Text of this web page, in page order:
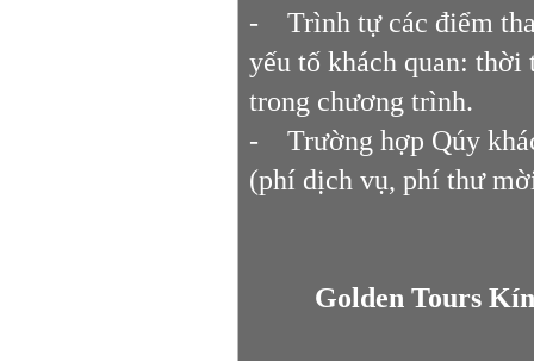
- Trình tự các điểm
yếu tố khách quan: thời
trong chương trình.
- Trường hợp Qúy
(phí dịch vụ, phí thư
Golden Tours